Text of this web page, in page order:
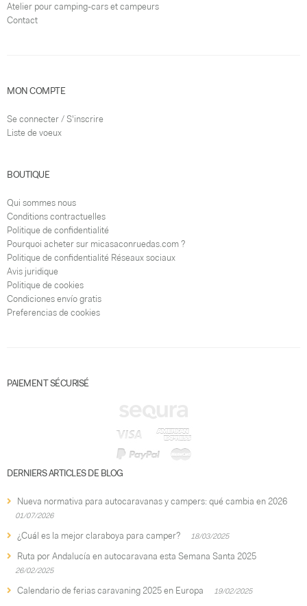
Atelier pour camping-cars et campeurs
Contact
MON COMPTE
Se connecter / S'inscrire
Liste de voeux
BOUTIQUE
Qui sommes nous
Conditions contractuelles
Politique de confidentialité
Pourquoi acheter sur micasaconruedas.com ?
Politique de confidentialité Réseaux sociaux
Avis juridique
Politique de cookies
Condiciones envío gratis
Preferencias de cookies
PAIEMENT SÉCURISÉ
DERNIERS ARTICLES DE BLOG
Nueva normativa para autocaravanas y campers: qué cambia en 2026
01/07/2026
¿Cuál es la mejor claraboya para camper? 18/03/2025
Ruta por Andalucía en autocaravana esta Semana Santa 2025
26/02/2025
Calendario de ferias caravaning 2025 en Europa 19/02/2025